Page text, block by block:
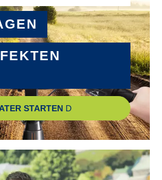
STARTEN